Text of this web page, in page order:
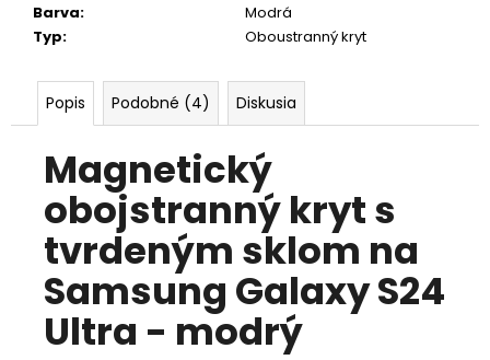
Barva:
Modrá
Typ: Oboustranný kryt
Popis Podobné (4) Diskusia
Magnetický
obojstranný kryt s
tvrdeným sklom na
Samsung Galaxy S24
Ultra - modrý